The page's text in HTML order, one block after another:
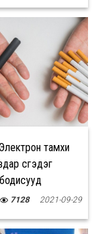
тамхи
үүсгэдэг
7128 2021-09-29